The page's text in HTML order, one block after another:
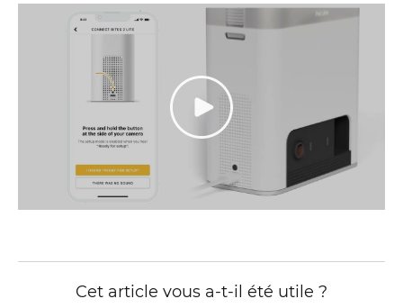
Cet article vous a-t-il été utile ?